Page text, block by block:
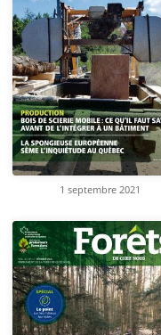
1 septembre 2021